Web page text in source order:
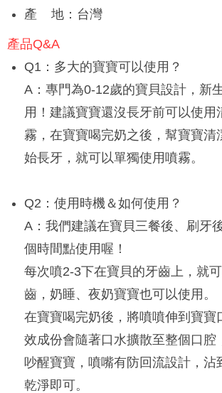
產 地：台灣
產品Q&A
Q1：多大的寶寶可以使用？
A：專門為0-12歲的寶貝設計，新
用！建議寶寶還沒長牙前可以使用
霧，在寶寶喝完奶之後，幫寶寶清
始長牙，就可以單獨使用噴霧。
Q2：使用時機＆如何使用？
A：我們建議在寶貝三餐後、刷牙
個時間點使用喔！
每次噴2-3下在寶貝的牙齒上，就
齒，奶睡、夜奶寶寶也可以使用。
在寶寶喝完奶後，將噴噴伸到寶寶
效成份會隨著口水擴散至整個口腔
吵醒寶寶，噴嘴有防回流設計，沾
乾淨即可。